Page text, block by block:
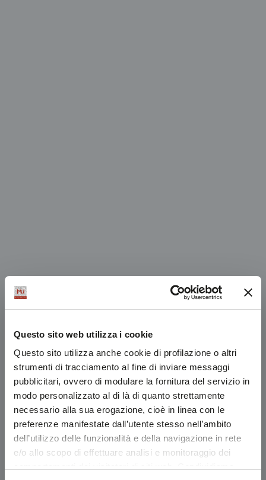
Questo sito web utilizza i cookie
Questo sito utilizza anche cookie di profilazione o altri
strumenti di tracciamento al fine di inviare messaggi
pubblicitari, ovvero di modulare la fornitura del servizio in
modo personalizzato al di là di quanto strettamente
necessario alla sua erogazione, cioè in linea con le
preferenze manifestate dall’utente stesso nell’ambito
dell’utilizzo delle funzionalità e della navigazione in rete
e/o allo scopo di effettuare analisi e monitoraggio dei